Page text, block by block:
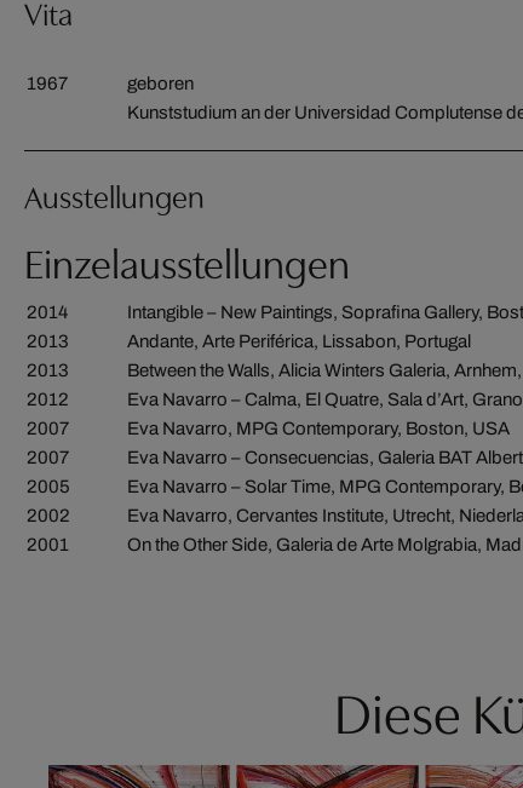
Vita
1967
geboren
Kunststudium an der Universidad Complutense
Ausstellungen
Einzelausstellungen
2014
Intangible – New Paintings, Soprafina Gallery,
2013
Andante, Arte Periférica, Lissabon, Portugal
2013
Between the Walls, Alicia Winters Galeria,
2012
Eva Navarro – Calma, El Quatre, Sala d’Art,
2007
Eva Navarro, MPG Contemporary, Boston, USA
2007
Eva Navarro – Consecuencias, Galeria BAT
2005
Eva Navarro – Solar Time, MPG Contemporary,
2002
Eva Navarro, Cervantes Institute, Utrecht,
2001
On the Other Side, Galeria de Arte Molgrabia,
Diese